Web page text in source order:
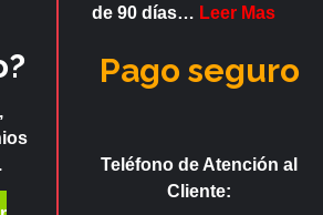
de 90 días… Leer Mas
Pago seguro
Teléfono de Atención al
Cliente: